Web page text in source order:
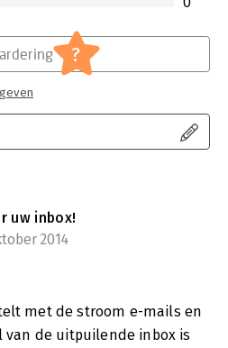
?
uw inbox!
2014
met de stroom e-mails en
van de uitpuilende inbox is